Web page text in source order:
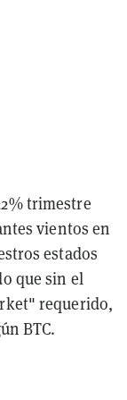
trimestre
vientos en
estados
que sin el
requerido,
BTC.